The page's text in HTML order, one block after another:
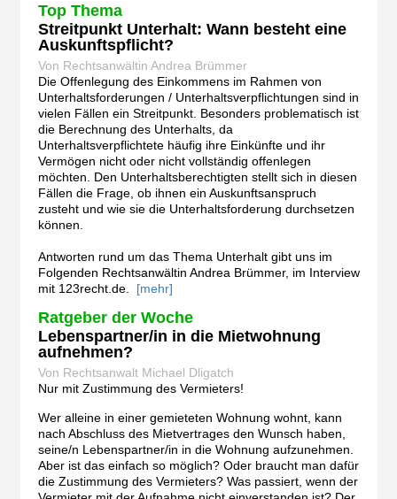
Top Thema
Streitpunkt Unterhalt: Wann besteht eine
Auskunftspflicht?
Von Rechtsanwältin Andrea Brümmer
Die Offenlegung des Einkommens im Rahmen von
Unterhaltsforderungen / Unterhaltsverpflichtungen sind in
vielen Fällen ein Streitpunkt. Besonders problematisch ist
die Berechnung des Unterhalts, da
Unterhaltsverpflichtete häufig ihre Einkünfte und ihr
Vermögen nicht oder nicht vollständig offenlegen
möchten. Den Unterhaltsberechtigten stellt sich in diesen
Fällen die Frage, ob ihnen ein Auskunftsanspruch
zusteht und wie sie die Unterhaltsforderung durchsetzen
können.
Antworten rund um das Thema Unterhalt gibt uns im
Folgenden Rechtsanwältin Andrea Brümmer, im Interview
mit 123recht.de. [mehr]
Ratgeber der Woche
Lebenspartner/in in die Mietwohnung
aufnehmen?
Von Rechtsanwalt Michael Dligatch
Nur mit Zustimmung des Vermieters!
Wer alleine in einer gemieteten Wohnung wohnt, kann
nach Abschluss des Mietvertrages den Wunsch haben,
seine/n Lebenspartner/in in die Wohnung aufzunehmen.
Aber ist das einfach so möglich? Oder braucht man dafür
die Zustimmung des Vermieters? Was passiert, wenn der